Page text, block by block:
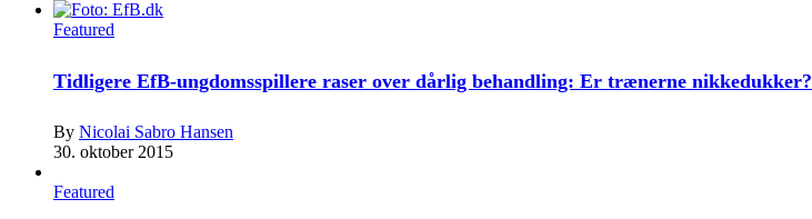
Featured
Tidligere EfB-ungdomsspillere raser over dårlig behandling: Er trænerne nikkedukker?
By Nicolai Sabro Hansen
30. oktober 2015
Featured